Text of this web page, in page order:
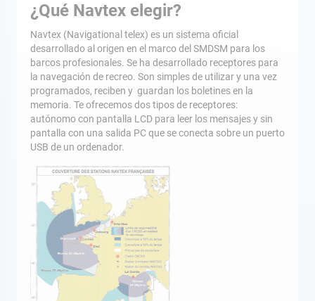
¿Qué Navtex elegir?
Navtex (Navigational telex) es un sistema oficial
desarrollado al origen en el marco del SMDSM para los
barcos profesionales. Se ha desarrollado receptores para
la navegación de recreo. Son simples de utilizar y una vez
programados, reciben y guardan los boletines en la
memoria. Te ofrecemos dos tipos de receptores:
autónomo con pantalla LCD para leer los mensajes y sin
pantalla con una salida PC que se conecta sobre un puerto
USB de un ordenador.